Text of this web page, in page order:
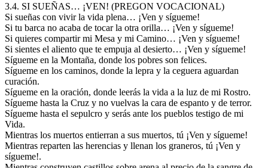
3.4. SI SUEÑAS… ¡VEN! (PREGON VOCACIONAL)
Si sueñas con vivir la vida plena… ¡Ven y sígueme!
Si tu barca no acaba de tocar la otra orilla… ¡Ven y sígueme!
Si quieres compartir mi Mesa y mi Camino… ¡Ven y sígueme!
Si sientes el aliento que te empuja al desierto… ¡Ven y sígueme!
Sígueme en la Montaña, donde los pobres son felices.
Sígueme en los caminos, donde la lepra y la ceguera aguardan
curación.
Sígueme en la oración, donde leerás la vida a la luz de mi Rostro.
Sígueme hasta la Cruz y no vuelvas la cara de espanto y de terror.
Sígueme hasta el sepulcro y serás ante los pueblos testigo de mi
Vida.
Mientras los muertos entierran a sus muertos, tú ¡Ven y sígueme!
Mientras reparten las herencias y llenan los graneros, tú ¡Ven y
sígueme!.